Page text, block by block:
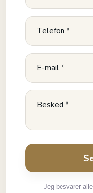
Jeg besvarer